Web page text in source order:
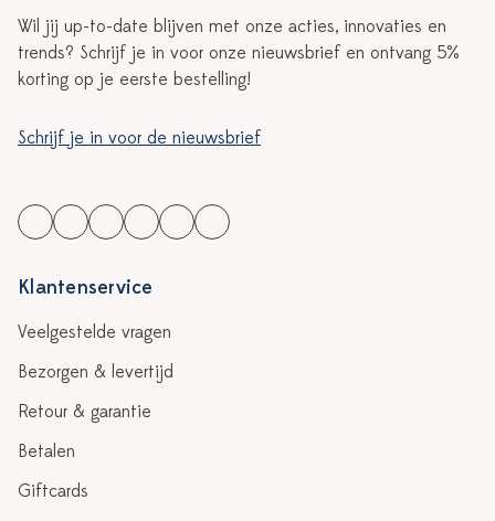
Wil jij up-to-date blijven met onze acties, innovaties en
trends? Schrijf je in voor onze nieuwsbrief en ontvang 5%
korting op je eerste bestelling!
Schrijf je in voor de nieuwsbrief
Klantenservice
Veelgestelde vragen
Bezorgen & levertijd
Retour & garantie
Betalen
Giftcards